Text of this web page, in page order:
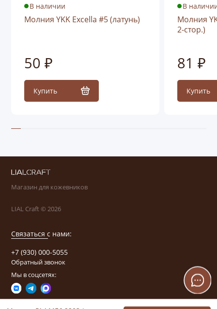
В наличии
Молния YKK Excella #5 (латунь)
50 ₽
Купить
В
Молния
2-стор.)
81 ₽
Купить
Магазин для кожевников
LIAL Craft © 2026
Связаться с нами:
+7 (930) 000-5055
Обратный звонок
Мы в соцсетях: